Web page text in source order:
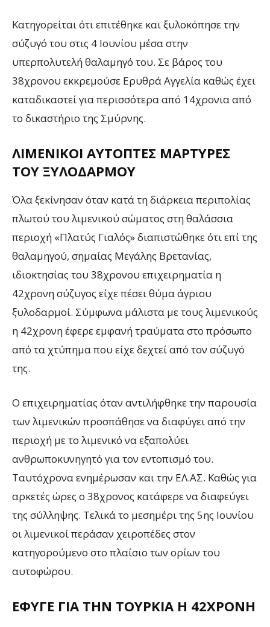
Κατηγορείται ότι επιτέθηκε και ξυλοκόπησε την
σύζυγό του στις 4 Ιουνίου μέσα στην
υπερπολυτελή θαλαμηγό του. Σε βάρος του
38χρονου εκκρεμούσε Ερυθρά Αγγελία καθώς έχει
καταδικαστεί για περισσότερα από 14χρονια από
το δικαστήριο της Σμύρνης.
ΛΙΜΕΝΙΚΟΊ ΑΥΤΌΠΤΕΣ ΜΆΡΤΥΡΕΣ
ΤΟΥ ΞΥΛΟΔΑΡΜΟΎ
Όλα ξεκίνησαν όταν κατά τη διάρκεια περιπολίας
πλωτού του λιμενικού σώματος στη θαλάσσια
περιοχή «Πλατύς Γιαλός» διαπιστώθηκε ότι επί της
θαλαμηγού, σημαίας Μεγάλης Βρετανίας,
ιδιοκτησίας του 38χρονου επιχειρηματία η
42χρονη σύζυγος είχε πέσει θύμα άγριου
ξυλοδαρμοί. Σύμφωνα μάλιστα με τους λιμενικούς
η 42χρονη έφερε εμφανή τραύματα στο πρόσωπο
από τα χτύπημα που είχε δεχτεί από τον σύζυγό
της.
Ο επιχειρηματίας όταν αντιλήφθηκε την παρουσία
των λιμενικών προσπάθησε να διαφύγει από την
περιοχή με το λιμενικό να εξαπολύει
ανθρωποκυνηγητό για τον εντοπισμό του.
Ταυτόχρονα ενημέρωσαν και την ΕΛ.ΑΣ. Καθώς για
αρκετές ώρες ο 38χρονος κατάφερε να διαφεύγει
της σύλληψης. Τελικά το μεσημέρι της 5ης Ιουνίου
οι λιμενικοί περάσαν χειροπέδες στον
κατηγορούμενο στο πλαίσιο των ορίων του
αυτοφώρου.
ΈΦΥΓΕ ΓΙΑ ΤΗΝ ΤΟΥΡΚΊΑ Η 42ΧΡΟΝΗ